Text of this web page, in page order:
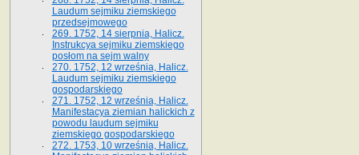
Laudum sejmiku ziemskiego
przedsejmowego
269. 1752, 14 sierpnia, Halicz.
Instrukcya sejmiku ziemskiego
posłom na sejm walny
270. 1752, 12 września, Halicz.
Laudum sejmiku ziemskiego
gospodarskiego
271. 1752, 12 września, Halicz.
Manifestacya ziemian halickich z
powodu laudum sejmiku
ziemskiego gospodarskiego
272. 1753, 10 września, Halicz.